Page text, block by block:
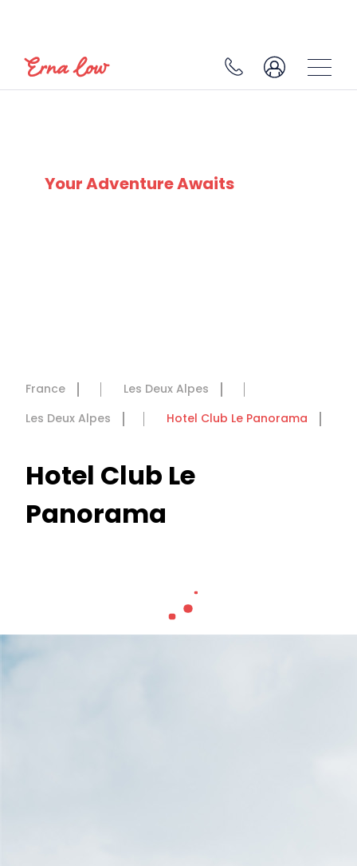
Your Adventure Awaits
France
Les Deux Alpes
Les Deux Alpes
Hotel Club Le Panorama
Hotel Club Le
Panorama